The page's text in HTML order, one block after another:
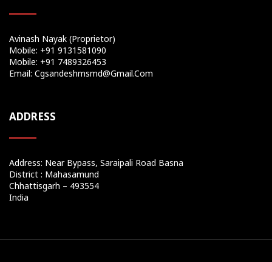
Avinash Nayak (Proprietor)
Mobile: +91 9131581090
Mobile: +91 7489326453
Email: Cgsandeshmsmd@gmail.com
ADDRESS
Address: Near Bypass, Saraipali Road Basna
District : Mahasamund
Chhattisgarh – 493554
India